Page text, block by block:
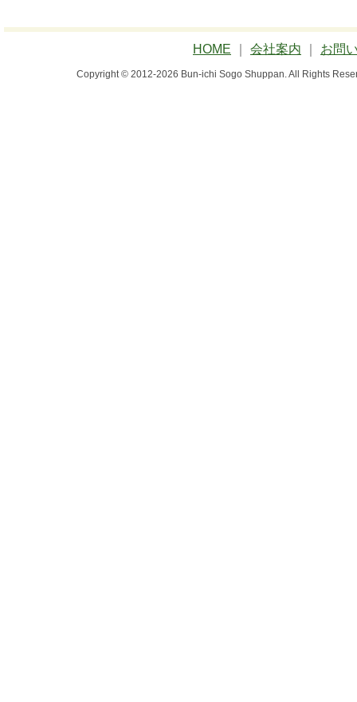
HOME 会社案内 お問
Copyright © 2012-2026 Bun-ichi Sogo Shuppan. All Rights